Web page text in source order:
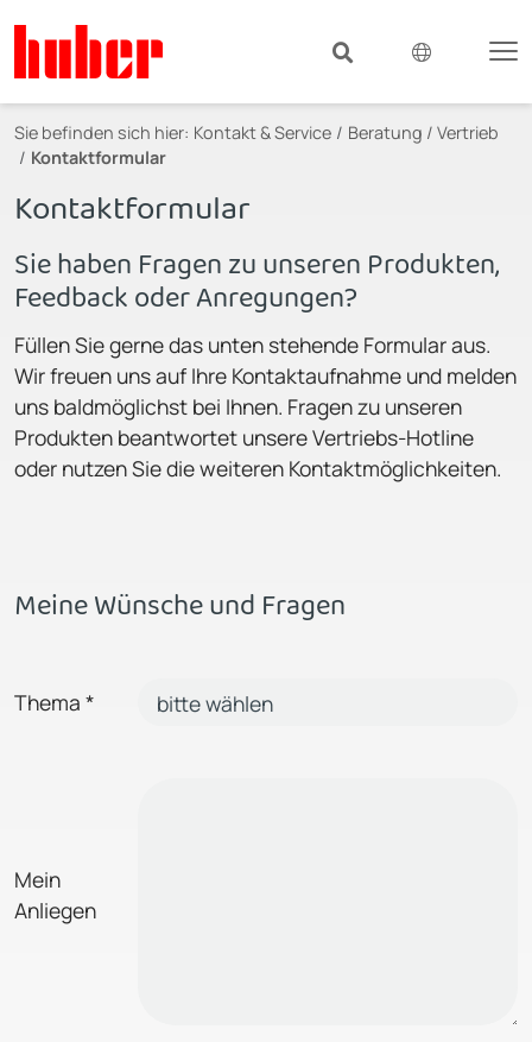
Sie befinden sich hier: Kontakt & Service
Beratung / Vertrieb
Kontaktformular
Kontaktformular
Sie haben Fragen zu unseren Produkten,
Feedback oder Anregungen?
Füllen Sie gerne das unten stehende Formular aus.
Wir freuen uns auf Ihre Kontaktaufnahme und melden
uns baldmöglichst bei Ihnen. Fragen zu unseren
Produkten beantwortet unsere Vertriebs-Hotline
oder nutzen Sie die weiteren Kontaktmöglichkeiten.
Meine Wünsche und Fragen
Thema *
Mein
Anliegen